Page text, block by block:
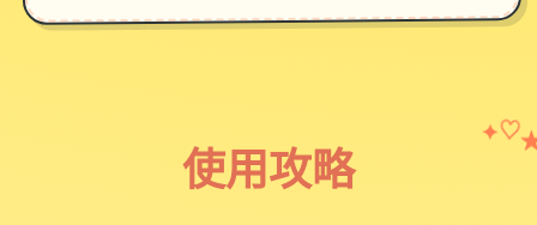
使用攻略
✦♡